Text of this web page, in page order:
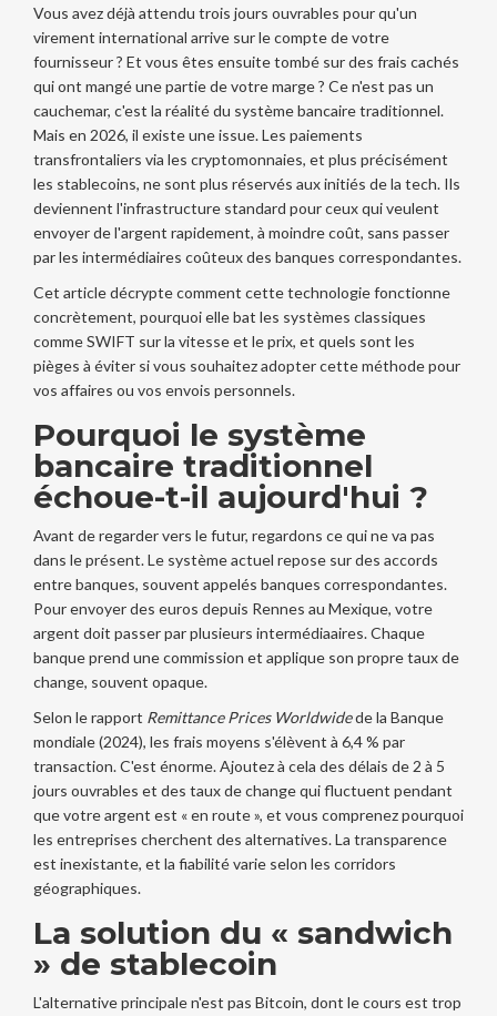
Vous avez déjà attendu trois jours ouvrables pour qu'un
virement international arrive sur le compte de votre
fournisseur ? Et vous êtes ensuite tombé sur des frais cachés
qui ont mangé une partie de votre marge ? Ce n'est pas un
cauchemar, c'est la réalité du système bancaire traditionnel.
Mais en 2026, il existe une issue. Les paiements
transfrontaliers via les cryptomonnaies, et plus précisément
les stablecoins, ne sont plus réservés aux initiés de la tech. Ils
deviennent l'infrastructure standard pour ceux qui veulent
envoyer de l'argent rapidement, à moindre coût, sans passer
par les intermédiaires coûteux des banques correspondantes.
Cet article décrypte comment cette technologie fonctionne
concrètement, pourquoi elle bat les systèmes classiques
comme SWIFT sur la vitesse et le prix, et quels sont les
pièges à éviter si vous souhaitez adopter cette méthode pour
vos affaires ou vos envois personnels.
Pourquoi le système
bancaire traditionnel
échoue-t-il aujourd'hui ?
Avant de regarder vers le futur, regardons ce qui ne va pas
dans le présent. Le système actuel repose sur des accords
entre banques, souvent appelés banques correspondantes.
Pour envoyer des euros depuis Rennes au Mexique, votre
argent doit passer par plusieurs intermédiaaires. Chaque
banque prend une commission et applique son propre taux de
change, souvent opaque.
Selon le rapport Remittance Prices Worldwidede la Banque
mondiale (2024), les frais moyens s'élèvent à 6,4 % par
transaction. C'est énorme. Ajoutez à cela des délais de 2 à 5
jours ouvrables et des taux de change qui fluctuent pendant
que votre argent est « en route », et vous comprenez pourquoi
les entreprises cherchent des alternatives. La transparence
est inexistante, et la fiabilité varie selon les corridors
géographiques.
La solution du « sandwich
» de stablecoin
L'alternative principale n'est pas Bitcoin, dont le cours est trop